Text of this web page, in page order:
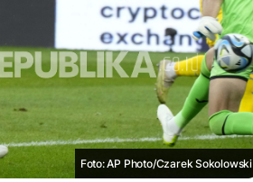
Foto: AP Photo/Czarek Sokolowski